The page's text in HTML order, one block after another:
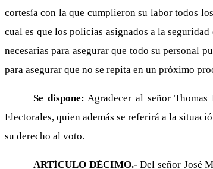
cortesía con la que cumplieron su labor todos
cual es que los policías asignados a la
necesarias para asegurar que todo su personal
para asegurar que no se repita en un próximo
Se dispone: Agradecer al señor
Electorales, quien además se referirá a la
su derecho al voto.
ARTÍCULO DÉCIMO.-Del señor José